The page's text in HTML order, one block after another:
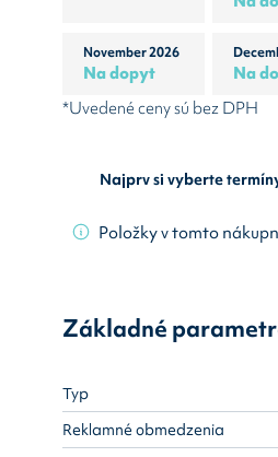
November 2026
Na dopyt
Na
*Uvedené ceny sú bez DPH
Najprv si vyberte
Položky v tomto
Základné
Typ
Reklamné obmedzenia